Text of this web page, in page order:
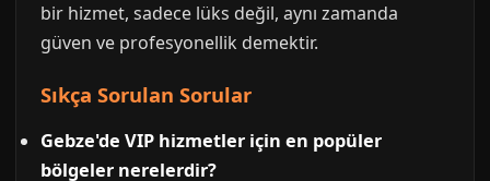
bir hizmet, sadece lüks değil, aynı zamanda
güven ve profesyonellik demektir.
Sıkça Sorulan Sorular
Gebze'de VIP hizmetler için en popüler
bölgeler nerelerdir?